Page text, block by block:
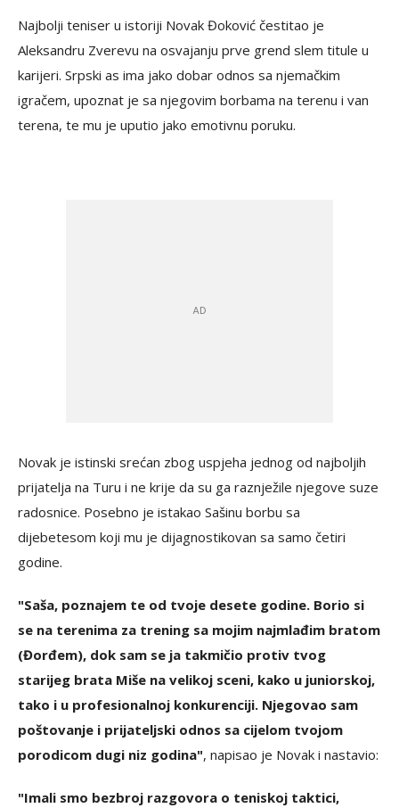
Najbolji teniser u istoriji Novak Đoković čestitao je
Aleksandru Zverevu na osvajanju prve grend slem titule u
karijeri. Srpski as ima jako dobar odnos sa njemačkim
igračem, upoznat je sa njegovim borbama na terenu i van
terena, te mu je uputio jako emotivnu poruku.
Novak je istinski srećan zbog uspjeha jednog od najboljih
prijatelja na Turu i ne krije da su ga raznježile njegove suze
radosnice. Posebno je istakao Sašinu borbu sa
dijebetesom koji mu je dijagnostikovan sa samo četiri
godine.
"Saša, poznajem te od tvoje desete godine. Borio si
se na terenima za trening sa mojim najmlađim bratom
(Đorđem), dok sam se ja takmičio protiv tvog
starijeg brata Miše na velikoj sceni, kako u juniorskoj,
tako i u profesionalnoj konkurenciji. Njegovao sam
poštovanje i prijateljski odnos sa cijelom tvojom
porodicom dugi niz godina", napisao je Novak i nastavio:
"Imali smo bezbroj razgovora o teniskoj taktici,